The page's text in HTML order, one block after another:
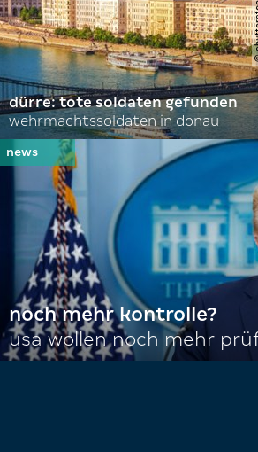
dürre: tote soldaten gefunden
wehrmachtssoldaten in donau
noch mehr kontrolle?
usa wollen noch mehr